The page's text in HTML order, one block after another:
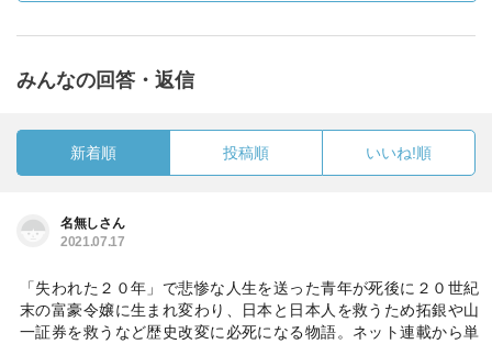
みんなの回答・返信
新着順 投稿順 いいね!順
名無しさん
2021.07.17
「失われた２０年」で悲惨な人生を送った青年が死後に２０世紀
末の富豪令嬢に生まれ変わり、日本と日本人を救うため拓銀や山
一証券を救うなど歴史改変に必死になる物語。ネット連載から単